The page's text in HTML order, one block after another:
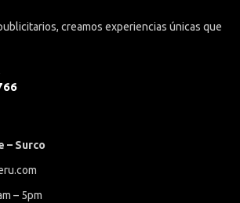
creamos experiencias únicas que
– Surco
– 5pm